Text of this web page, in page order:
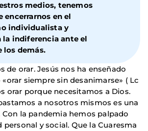
medios, tenemos
encerrarnos en el
individualista y
la indiferencia ante el
los demás.
de orar. Jesús nos ha enseñado
siempre sin desanimarse» ( Lc
orar porque necesitamos a Dios.
a nosotros mismos es una
la pandemia hemos palpado
personal y social. Que la Cuaresma